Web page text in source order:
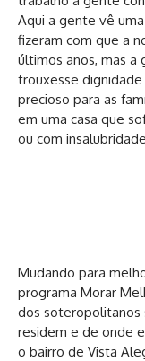
Aqui a gente vê
fizeram com que a
últimos anos, mas a
trouxesse dignidade
precioso para as
em uma casa que
ou com
Mudando para
programa Morar
dos soteropolitanos
residem e de onde
o bairro de Vista